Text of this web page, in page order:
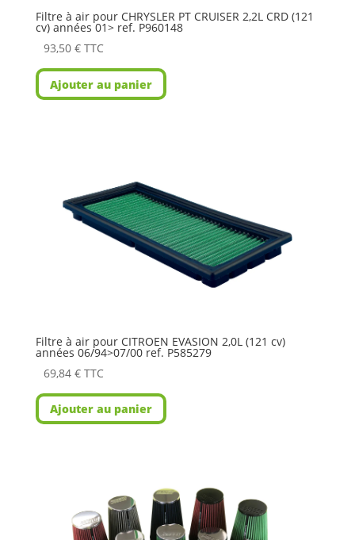
Filtre à air pour CHRYSLER PT CRUISER 2,2L CRD (121
cv) années 01> ref. P960148
93,50 € TTC
Ajouter au panier
Filtre à air pour CITROEN EVASION 2,0L (121 cv)
années 06/94>07/00 ref. P585279
69,84 € TTC
Ajouter au panier